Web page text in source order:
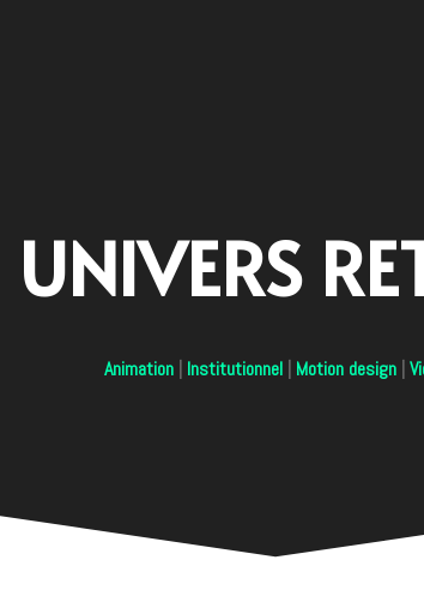
UNIVERS
Animation Institutionnel Motion design